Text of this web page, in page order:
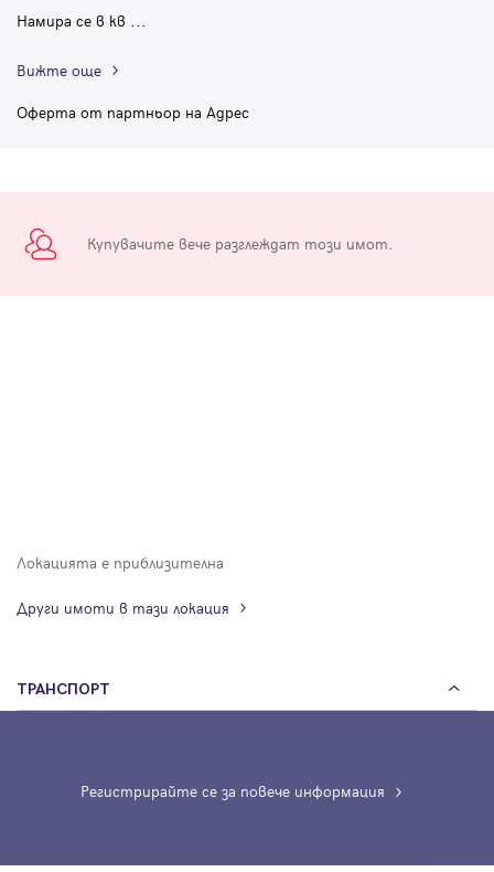
Намира се в кв ...
Вижте още
Оферта от партньор на Адрес
Купувачите вече разглеждат този имот.
Локацията е приблизителна
Други имоти в тази локация
ТРАНСПОРТ
Регистрирайте се за повече информация